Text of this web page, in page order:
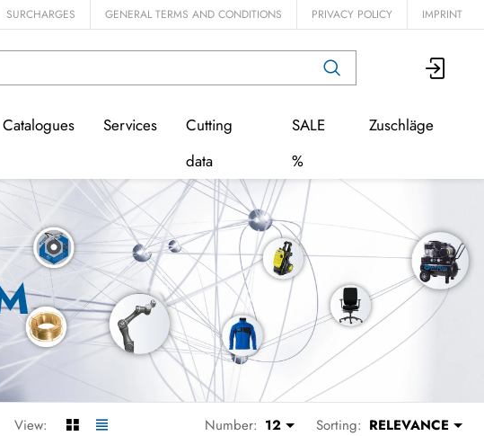
SURCHARGES GENERAL TERMS AND CONDITIONS PRIVACY POLICY IMPRINT
Catalogues Services
Cutting
data
SALE
%
Zuschläge
View: Number: 12 Sorting: RELEVANCE